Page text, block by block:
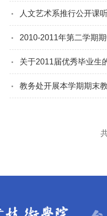
人文艺术系推行公开课
2010-2011年第二学期
关于2011届优秀毕业生
教务处开展本学期期末